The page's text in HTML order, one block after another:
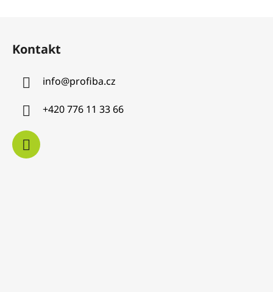
Kontakt
info@profiba.cz
+420 776 11 33 66